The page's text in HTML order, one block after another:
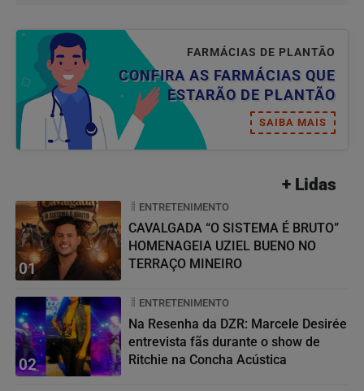
FARMÁCIAS DE PLANTÃO
CONFIRA AS FARMÁCIAS QUE
ESTARÃO DE PLANTÃO
SAIBA MAIS
+ Lidas
01
ENTRETENIMENTO
CAVALGADA “O SISTEMA É BRUTO”
HOMENAGEIA UZIEL BUENO NO
TERRAÇO MINEIRO
02
ENTRETENIMENTO
Na Resenha da DZR: Marcele Desirée
entrevista fãs durante o show de
Ritchie na Concha Acústica